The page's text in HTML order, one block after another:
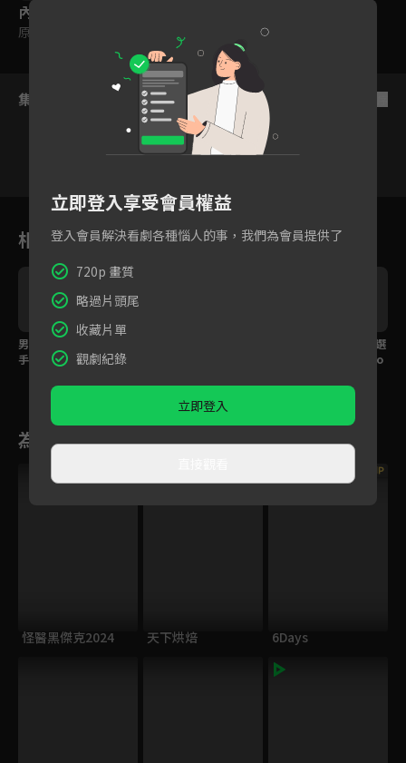
內容標籤
原創
集數列表
2 3
相關花絮
男團選秀《SCOOL》選
手自我介紹：Time To
ART03
ART02
男團選秀《SCOOL》選
手自我介紹：Time To
ART01
為您推薦
怪醫黑傑克2024 天下烘焙
VIP
6Days
立即登入享受會員權益
登入會員解決看劇各種惱人的事，我們為會員提供了
720p 畫質
略過片頭尾
收藏片單
觀劇紀錄
立即登入